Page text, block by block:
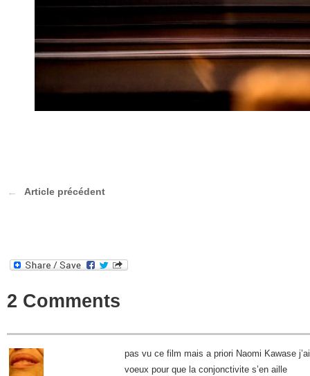
Article précédent
2 Comments
pas vu ce film mais a priori Naomi Kawase
voeux pour que la conjonctivite s’en aille